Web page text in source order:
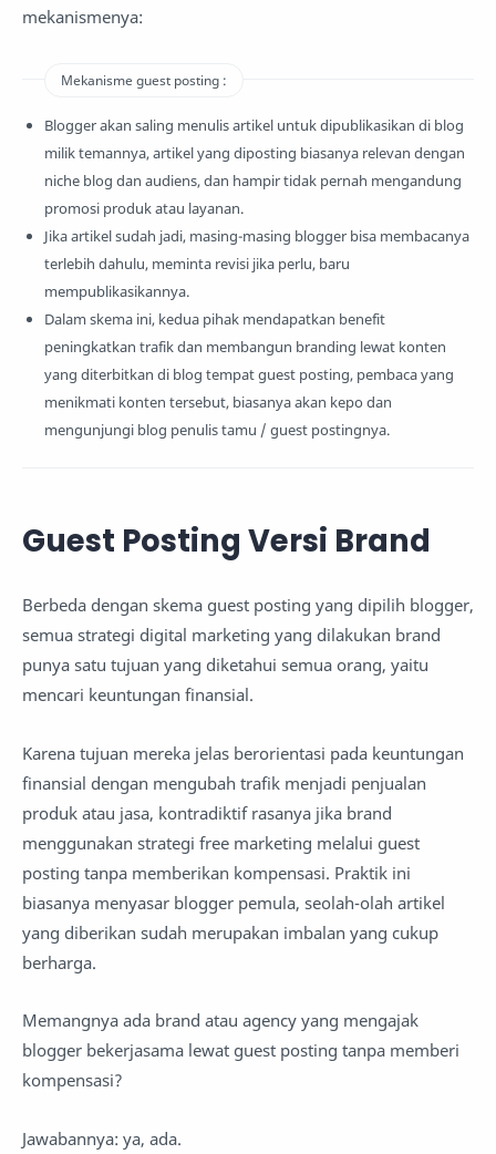
mekanismenya:
Mekanisme guest posting :
Blogger akan saling menulis artikel untuk dipublikasikan di blog
milik temannya, artikel yang diposting biasanya relevan dengan
niche blog dan audiens, dan hampir tidak pernah mengandung
promosi produk atau layanan.
Jika artikel sudah jadi, masing-masing blogger bisa membacanya
terlebih dahulu, meminta revisi jika perlu, baru
mempublikasikannya.
Dalam skema ini, kedua pihak mendapatkan benefit
peningkatkan trafik dan membangun branding lewat konten
yang diterbitkan di blog tempat guest posting, pembaca yang
menikmati konten tersebut, biasanya akan kepo dan
mengunjungi blog penulis tamu / guest postingnya.
Guest Posting Versi Brand
Berbeda dengan skema guest posting yang dipilih blogger,
semua strategi digital marketing yang dilakukan brand
punya satu tujuan yang diketahui semua orang, yaitu
mencari keuntungan finansial.
Karena tujuan mereka jelas berorientasi pada keuntungan
finansial dengan mengubah trafik menjadi penjualan
produk atau jasa, kontradiktif rasanya jika brand
menggunakan strategi free marketing melalui guest
posting tanpa memberikan kompensasi. Praktik ini
biasanya menyasar blogger pemula, seolah-olah artikel
yang diberikan sudah merupakan imbalan yang cukup
berharga.
Memangnya ada brand atau agency yang mengajak
blogger bekerjasama lewat guest posting tanpa memberi
kompensasi?
Jawabannya: ya, ada.